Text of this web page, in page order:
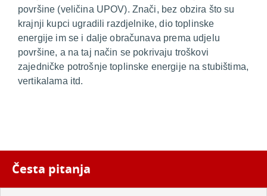
površine (veličina UPOV). Znači, bez obzira što su
krajnji kupci ugradili razdjelnike, dio toplinske
energije im se i dalje obračunava prema udjelu
površine, a na taj način se pokrivaju troškovi
zajedničke potrošnje toplinske energije na stubištima,
vertikalama itd.
Česta pitanja